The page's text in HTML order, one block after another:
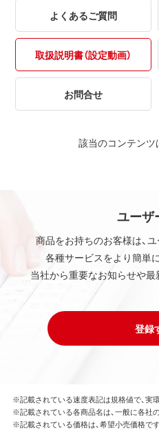
よくあるご質問
取扱説明書（設定動画）
お問合せ
該当のコンテンツ
ユーザ
商品をお持ちのお客様は、
各種サービスをより簡単
当社から重要なお知らせや最
登録
※記載されている速度表記は規格値で、実
※記載されている各商品名は、一般に各社
※記載されている価格は、希望小売価格です